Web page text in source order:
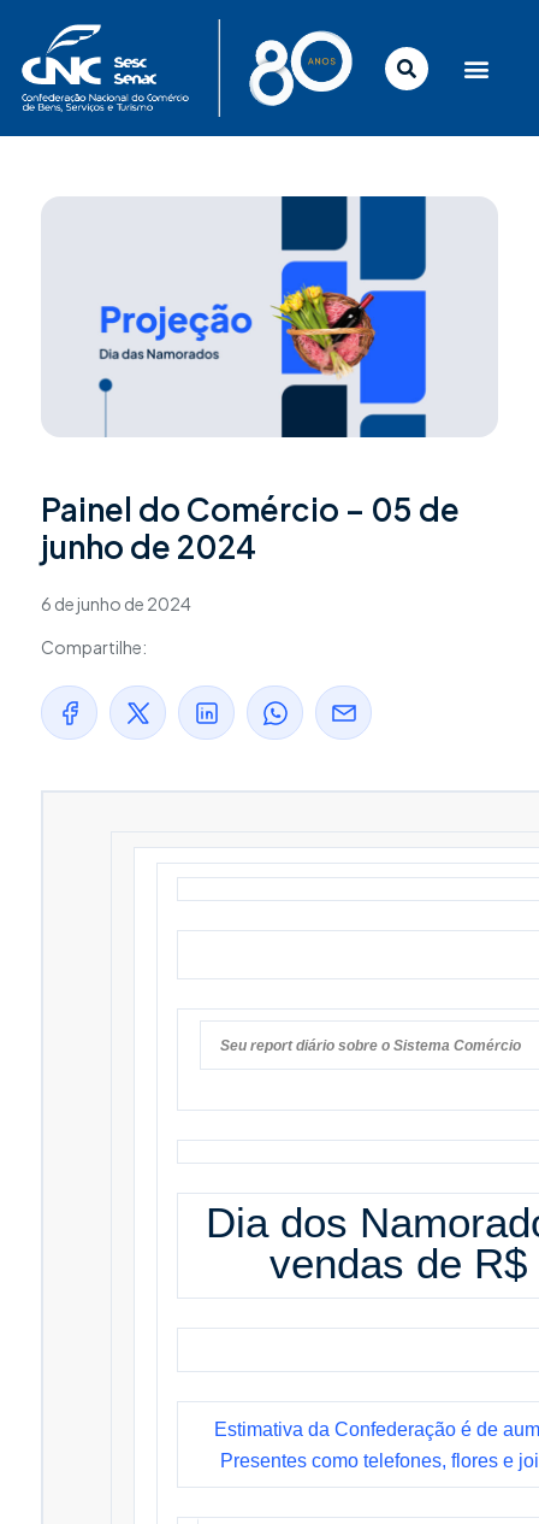
conteúdo
Painel do Comércio – 05 de
junho de 2024
6 de junho de 2024
Compartilhe:
Seu report diário sobre o Sistema Comércio
Dia dos
vendas de
Estimativa da Confederação é de
Presentes como telefones, flores e